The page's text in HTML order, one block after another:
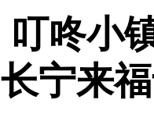
叮咚小
长宁来